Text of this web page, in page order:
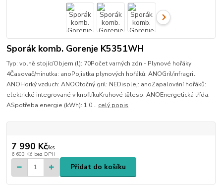
Sporák komb. Gorenje K5351WH
Typ: volně stojícíObjem (l): 70Počet varných zón - Plynové hořáky:
4Časovač/minutka: anoPojistka plynových hořáků: ANOGril/infragril:
ANOHorký vzduch: ANOOtočný gril: NEDisplej: anoZapalování hořáků:
elektrické integrované v knoflíkuKruhové těleso: ANOEnergetická třída:
ASpotřeba energie (kWh): 1.0... celý popis
7 990 Kč/ks
6 603 Kč bez DPH
Přidat do košíku